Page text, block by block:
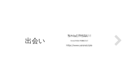
出会い